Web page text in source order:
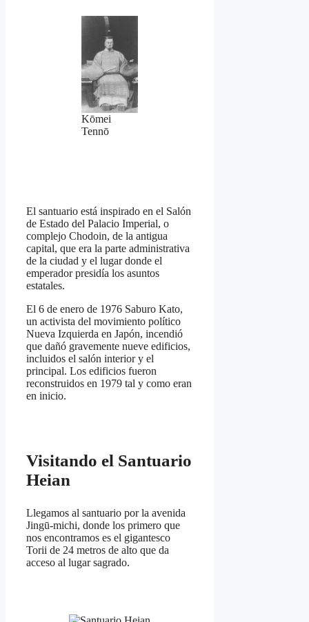
Kōmei
Tennō
El santuario está inspirado en el Salón
de Estado del Palacio Imperial, o
complejo Chodoin, de la antigua
capital, que era la parte administrativa
de la ciudad y el lugar donde el
emperador presidía los asuntos
estatales.
El 6 de enero de 1976 Saburo Kato,
un activista del movimiento político
Nueva Izquierda en Japón, incendió
que dañó gravemente nueve edificios,
incluidos el salón interior y el
principal. Los edificios fueron
reconstruidos en 1979 tal y como eran
en inicio.
Visitando el Santuario
Heian
Llegamos al santuario por la avenida
Jingū-michi, donde los primero que
nos encontramos es el gigantesco
Torii de 24 metros de alto que da
acceso al lugar sagrado.